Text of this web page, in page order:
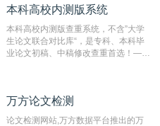
成时间作为发表日期。
本科高校内测版系统
本科高校内测版查重系统，不含”大学
生论文联合对比库“，是专科、本科毕
业论文初稿、中稿修改查重首选！——
万方论文检测
论文检测网站,万方数据平台推出的万